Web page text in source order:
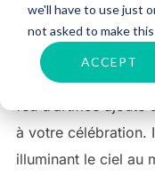
we'll have to use just
not asked to make
ACCEPT
Transformez votre
fées avec un
feu
magique qui
feu d’artifice ajoute
à votre célébration.
illuminant le ciel au